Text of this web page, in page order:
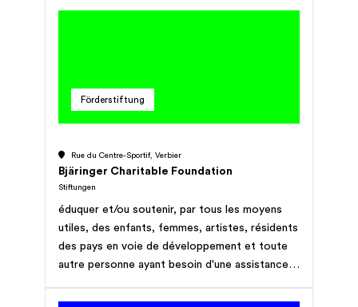
Professor Arnold Niederer (1914-1998) wach
Volkskunde, gefördert und unterstützt.
Förderstiftung
Rue du Centre-Sportif, Verbier
Bjäringer Charitable Foundation
Stiftungen
éduquer et/ou soutenir, par tous les moyens
utiles, des enfants, femmes, artistes, résidents
des pays en voie de développement et toute
autre personne ayant besoin d'une assistance
non lucratif qui promeut la paix, les arts ou